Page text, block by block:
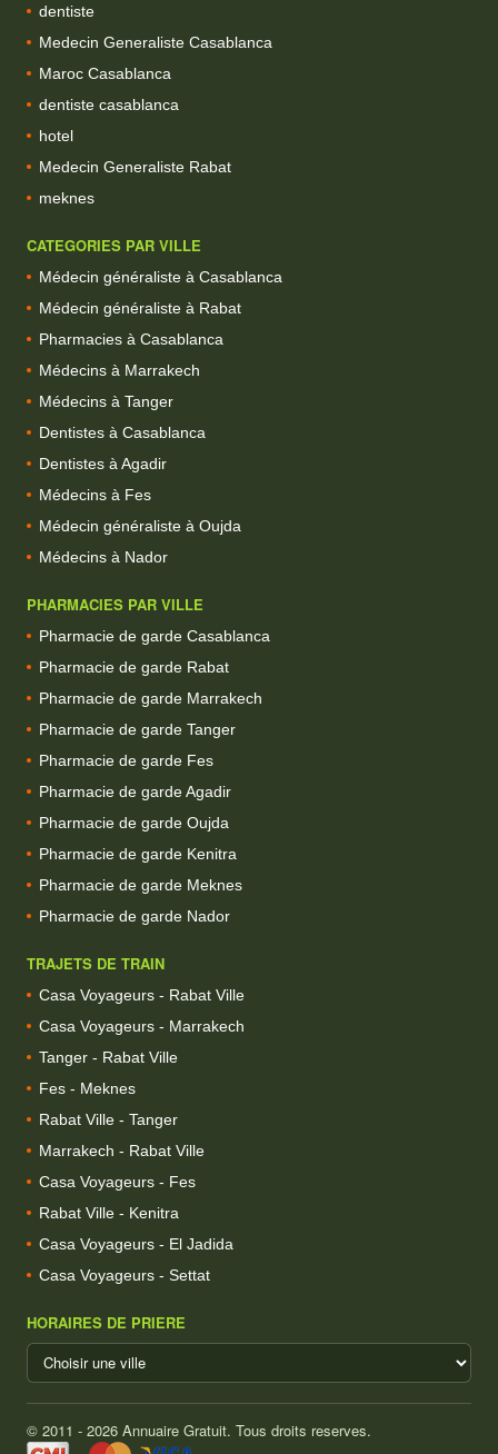
dentiste
Medecin Generaliste Casablanca
Maroc Casablanca
dentiste casablanca
hotel
Medecin Generaliste Rabat
meknes
CATEGORIES PAR VILLE
Médecin généraliste à Casablanca
Médecin généraliste à Rabat
Pharmacies à Casablanca
Médecins à Marrakech
Médecins à Tanger
Dentistes à Casablanca
Dentistes à Agadir
Médecins à Fes
Médecin généraliste à Oujda
Médecins à Nador
PHARMACIES PAR VILLE
Pharmacie de garde Casablanca
Pharmacie de garde Rabat
Pharmacie de garde Marrakech
Pharmacie de garde Tanger
Pharmacie de garde Fes
Pharmacie de garde Agadir
Pharmacie de garde Oujda
Pharmacie de garde Kenitra
Pharmacie de garde Meknes
Pharmacie de garde Nador
TRAJETS DE TRAIN
Casa Voyageurs - Rabat Ville
Casa Voyageurs - Marrakech
Tanger - Rabat Ville
Fes - Meknes
Rabat Ville - Tanger
Marrakech - Rabat Ville
Casa Voyageurs - Fes
Rabat Ville - Kenitra
Casa Voyageurs - El Jadida
Casa Voyageurs - Settat
HORAIRES DE PRIERE
© 2011 - 2026 Annuaire Gratuit. Tous droits reserves.